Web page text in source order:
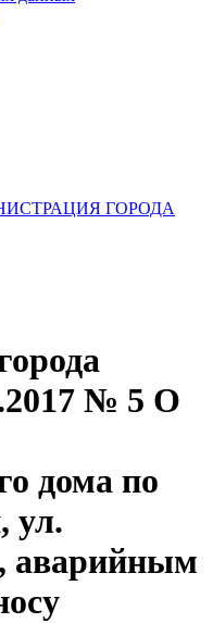
ГОРОДА
№ 5 О
дома по
ул.
аварийным